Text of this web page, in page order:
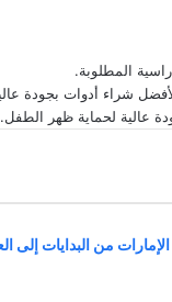
المطلوبة.
شراء أدوات بجودة
عالية لحماية ظهر الطفل.
من البدايات إلى